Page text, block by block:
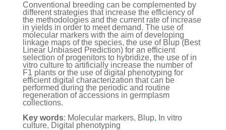
Conventional breeding can be complemented by
different strategies that increase the efficiency of
the methodologies and the current rate of increase
in yields in order to meet demand. The use of
molecular markers with the aim of developing
linkage maps of the species, the use of Blup (Best
Linear Unbiased Prediction) for an efficient
selection of progenitors to hybridize, the use of in
vitro culture to artificially increase the number of
F1 plants or the use of digital phenotyping for
efficient digital characterization that can be
performed during the periodic and routine
regeneration of accessions in germplasm
collections.
Key words: Molecular markers, Blup, In vitro
culture, Digital phenotyping